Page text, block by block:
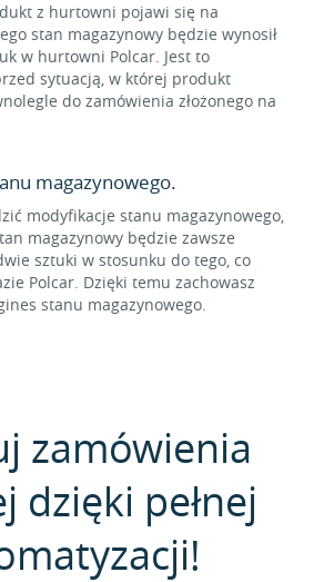
z hurtowni pojawi się na
stan magazynowy będzie wynosił
w hurtowni Polcar. Jest to
sytuacją, w której produkt
do zamówienia złożonego na
magazynowego.
modyfikacje stanu magazynowego,
magazynowy będzie zawsze
sztuki w stosunku do tego, co
Polcar. Dzięki temu zachowasz
stanu magazynowego.
zamówienia
dzięki pełnej